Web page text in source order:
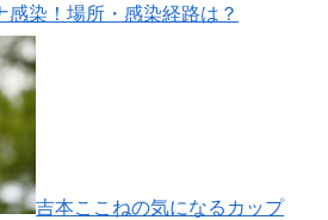
感染！場所・感染経路は？
吉本ここねの気になるカップ